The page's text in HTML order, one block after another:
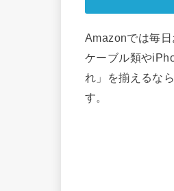
Amazonでは毎
ケーブル類や
れ」を揃えるな
す。